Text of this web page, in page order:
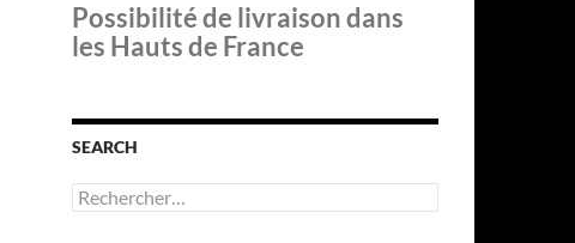
Possibilité de livraison dans
les Hauts de France
SEARCH
Rechercher :